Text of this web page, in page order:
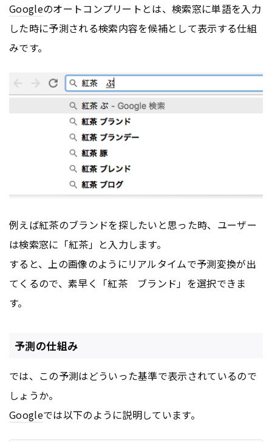
Googleのオートコンプリートとは、検索窓に単語を入力
した時に予測される検索内容を候補として表示する仕組
みです。
例えば紅茶のブランドを探したいと思った時、ユーザー
は検索窓に「紅茶」と入力します。
すると、上の画像のようにリアルタイムで予測変換が出
てくるので、素早く「紅茶 ブランド」を選択できま
す。
予測の仕組み
では、この予測はどういった基準で表示されているので
しょうか。
Googleでは以下のように説明しています。